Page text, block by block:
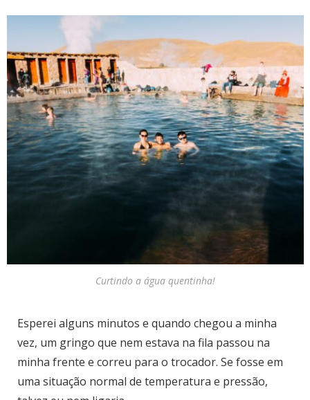
Curtindo a água quentinha!
Esperei alguns minutos e quando chegou a minha
vez, um gringo que nem estava na fila passou na
minha frente e correu para o trocador. Se fosse em
uma situação normal de temperatura e pressão,